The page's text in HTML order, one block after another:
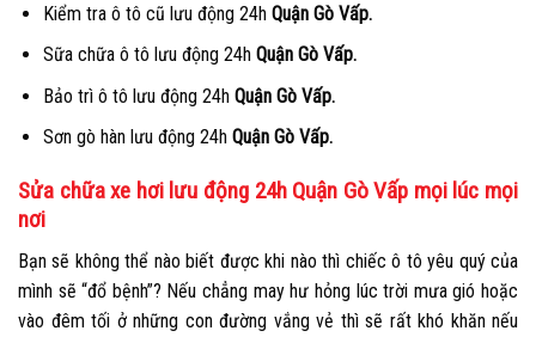
Kiểm tra ô tô cũ lưu động 24h Quận Gò Vấp.
Sữa chữa ô tô lưu động 24h Quận Gò Vấp.
Bảo trì ô tô lưu động 24h Quận Gò Vấp.
Sơn gò hàn lưu động 24h Quận Gò Vấp.
Sửa chữa xe hơi lưu động 24h Quận Gò Vấp mọi lúc mọi
nơi
Bạn sẽ không thể nào biết được khi nào thì chiếc ô tô yêu quý của
mình sẽ “đổ bệnh”? Nếu chẳng may hư hỏng lúc trời mưa gió hoặc
vào đêm tối ở những con đường vắng vẻ thì sẽ rất khó khăn nếu